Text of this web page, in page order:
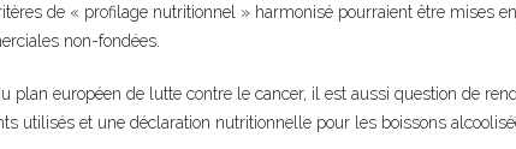
de « profilage nutritionnel » harmonisé pourraient être mises
non-fondées.
plan européen de lutte contre le cancer, il est aussi question de
utilisés et une déclaration nutritionnelle pour les boissons